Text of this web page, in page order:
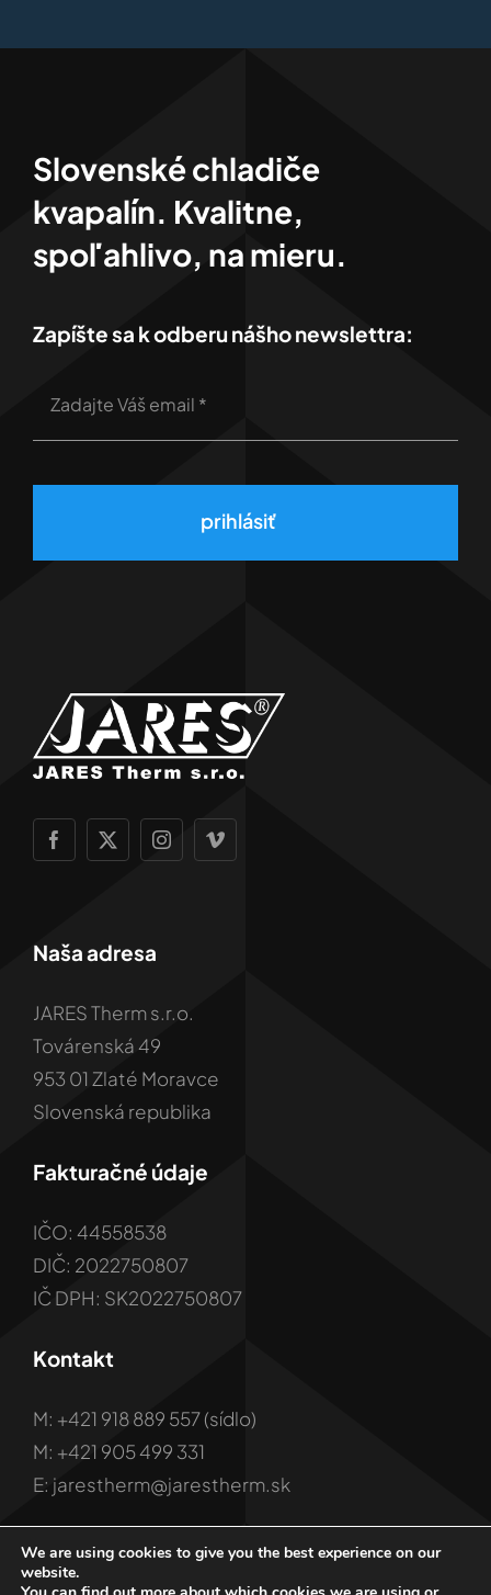
Slovenské chladiče
kvapalín. Kvalitne,
spoľahlivo, na mieru.
Zapíšte sa k odberu nášho newslettra:
prihlásiť
Naša adresa
JARES Therm s.r.o.
Továrenská 49
953 01 Zlaté Moravce
Slovenská republika
Fakturačné údaje
IČO: 44558538
DIČ: 2022750807
IČ DPH: SK2022750807
Kontakt
M: +421 918 889 557 (sídlo)
M: +421 905 499 331
E: jarestherm@jarestherm.sk
We are using cookies to give you the best experience on our
website.